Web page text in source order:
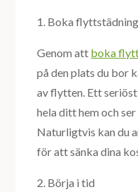
1. Boka flyttstädning
Genom att boka
på den plats du bor
av flytten. Ett
hela ditt hem och
Naturligtvis kan du
för att sänka dina
2. Börja i tid